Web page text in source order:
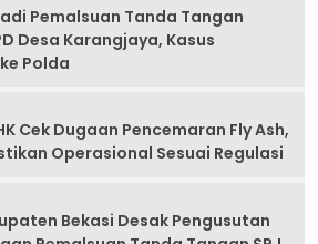
Pemalsuan Tanda Tangan
Desa Karangjaya, Kasus
Polda
Cek Dugaan Pencemaran Fly Ash,
Operasional Sesuai Regulasi
Bekasi Desak Pengusutan